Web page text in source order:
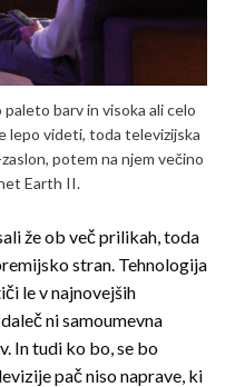
barv in visoka ali celo
lepo videti, toda televizijska
potem na njem večino
Earth II.
že ob več prilikah, toda
stran. Tehnologija
le v najnovejših
ni samoumevna
In tudi ko bo, se bo
pač niso naprave, ki